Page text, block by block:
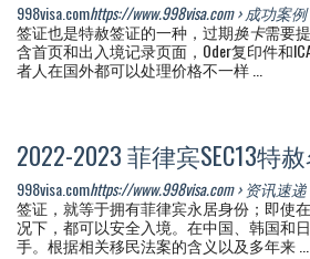
998visa.comhttps://www.998visa.com › 成功案
签证也是特赦签证的一种，过期换卡需要
含首页和出入境记录页面，Oder复印件和
者人在国外都可以处理价格不一样 ...
2022-2023 菲律宾SEC13特
998visa.comhttps://www.998visa.com › 资讯速
签证，就等于拥有菲律宾永居身份；即使
况下，都可以安全入境。在中国、韩国和
手。根据相关移民法案的含义以及多年来 ...